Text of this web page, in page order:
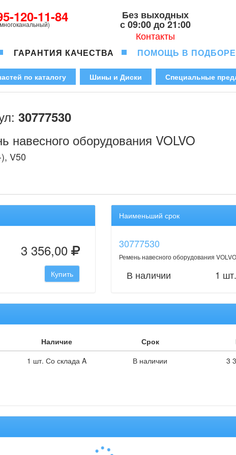
120-11-84 Без выходных
с 09:00 до 21:00
Контакты
ГАРАНТИЯ КАЧЕСТВА ПОМОЩЬ В ПОДБОРЕ
по каталогу Шины и Диски Специальные
30777530
навесного оборудования VOLVO
V50
3 356,00
Купить
Наименьший срок
30777530
Ремень навесного оборудования VOLVO
В наличии 1 шт.
Наличие Срок
1 шт. Со склада A В наличии 3